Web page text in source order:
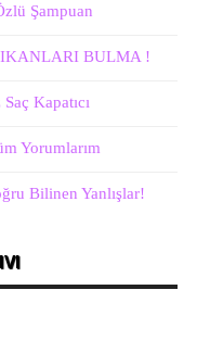
Şampuan
BULMA !
Kapatıcı
Yorumlarım
Bilinen Yanlışlar!